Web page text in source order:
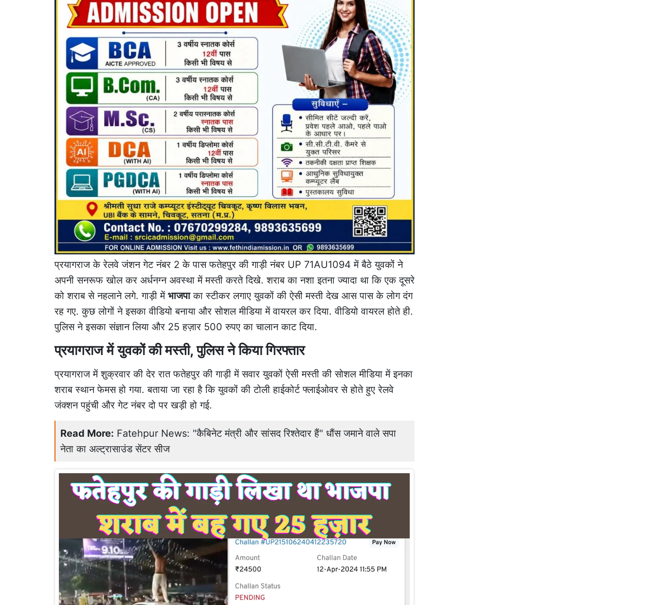
प्रयागराज के रेलवे जंशन गेट नंबर 2 के पास फतेहपुर की गाड़ी नंबर UP 71AU1094 में बैठे युवकों ने
अपनी सनरूफ खोल कर अर्धनग्न अवस्था में मस्ती करते दिखे. शराब का नशा इतना ज्यादा था कि एक दूसरे
को शराब से नहलाने लगे. गाड़ी में भाजपाका स्टीकर लगाए युवकों की ऐसी मस्ती देख आस पास के लोग दंग
रह गए. कुछ लोगों ने इसका वीडियो बनाया और सोशल मीडिया में वायरल कर दिया. वीडियो वायरल होते ही.
पुलिस ने इसका संज्ञान लिया और 25 हज़ार 500 रुपए का चालान काट दिया.
प्रयागराज में युवकों की मस्ती, पुलिस ने किया गिरफ्तार
प्रयागराज में शुक्रवार की देर रात फतेहपुर की गाड़ी में सवार युवकों ऐसी मस्ती की सोशल मीडिया में इनका
शराब स्थान फेमस हो गया. बताया जा रहा है कि युवकों की टोली हाईकोर्ट फ्लाईओवर से होते हुए रेलवे
जंक्शन पहुंची और गेट नंबर दो पर खड़ी हो गई.
Read More: Fatehpur News: "कैबिनेट मंत्री और सांसद रिश्तेदार हैं" धौंस जमाने वाले सपा
नेता का अल्ट्रासाउंड सेंटर सीज